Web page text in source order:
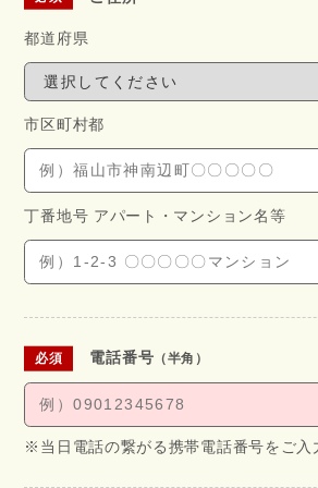
都道府県
市区町村都
丁番地号 アパート・ マンション名等
電話番号 （半角）
※当日電話の繋がる携帯電話番号をご入